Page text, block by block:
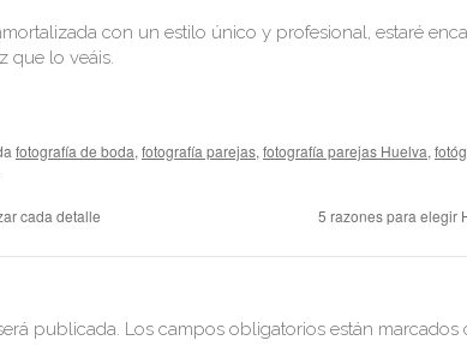
con un estilo único y profesional, estaré
que lo veáis.
fotografía de boda, fotografía parejas, fotografía parejas Huelva,
cada detalle 5 razones para elegir
publicada. Los campos obligatorios están marcados